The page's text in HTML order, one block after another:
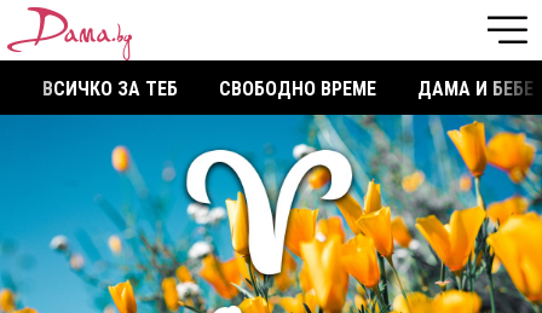
ВСИЧКО ЗА ТЕБ СВОБОДНО ВРЕМЕ ДАМА И БЕБЕ